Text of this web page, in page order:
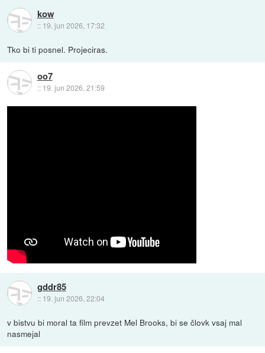
kow
:: 19. jun 2026, 17:32
Tko bi ti posnel. Projeciras.
oo7
:: 19. jun 2026, 21:59
gddr85
:: 19. jun 2026, 22:04
v bistvu bi moral ta film prevzet Mel Brooks, bi se človk vsaj mal
nasmejal